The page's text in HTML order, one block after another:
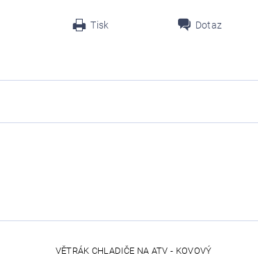
Tisk Dotaz
VĚTRÁK CHLADIČE NA ATV - KOVOVÝ